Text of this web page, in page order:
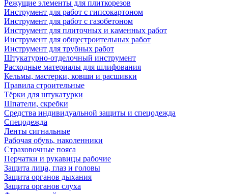
Режущие элементы для плиткорезов
Инструмент для работ с гипсокартоном
Инструмент для работ с газобетоном
Инструмент для плиточных и каменных работ
Инструмент для общестроительных работ
Инструмент для трубных работ
Штукатурно-отделочный инструмент
Расходные материалы для шлифования
Кельмы, мастерки, ковши и расшивки
Правила строительные
Тёрки для штукатурки
Шпатели, скребки
Средства индивидуальной защиты и спецодежда
Спецодежда
Ленты сигнальные
Рабочая обувь, наколенники
Страховочные пояса
Перчатки и рукавицы рабочие
Защита лица, глаз и головы
Защита органов дыхания
Защита органов слуха